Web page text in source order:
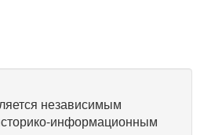
независимым
информационным